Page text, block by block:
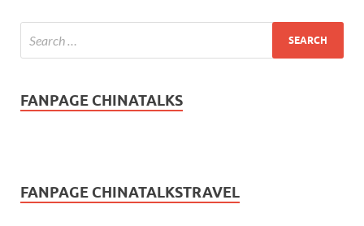
FANPAGE CHINATALKS
FANPAGE CHINATALKSTRAVEL